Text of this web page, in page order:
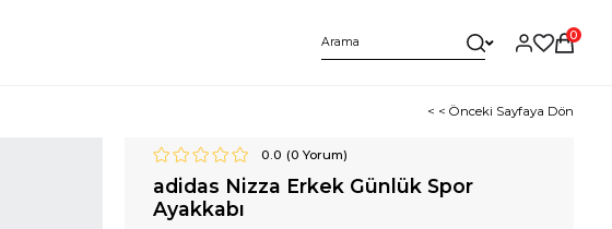
0
< < Önceki Sayfaya Dön
0.0 (0 Yorum)
adidas Nizza Erkek Günlük Spor
Ayakkabı